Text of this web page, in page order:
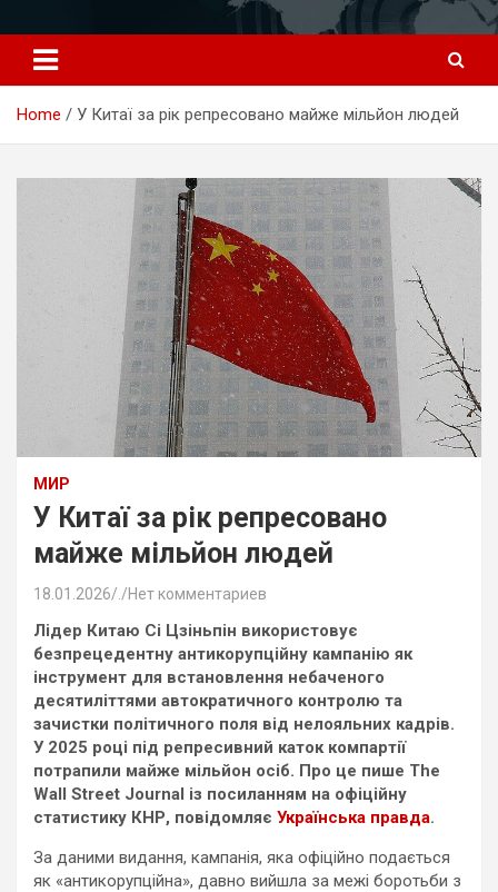
к
содержимому
Home У Китаї за рік репресовано майже мільйон людей
МИР
У Китаї за рік репресовано
майже мільйон людей
18.01.2026 Нет комментариев
Лідер Китаю Сі Цзіньпін використовує
безпрецедентну антикорупційну кампанію як
інструмент для встановлення небаченого
десятиліттями автократичного контролю та
зачистки політичного поля від нелояльних кадрів.
У 2025 році під репресивний каток компартії
потрапили майже мільйон осіб. Про це пише The
Wall Street Journal із посиланням на офіційну
статистику КНР, повідомляє Українська правда.
За даними видання, кампанія, яка офіційно подається
як «антикорупційна», давно вийшла за межі боротьби з